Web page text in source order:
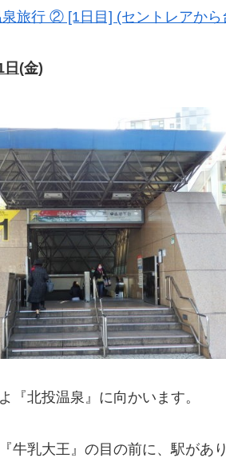
旅行 ② [1日目] (セントレアから
日(金)
『北投温泉』に向かいます。
牛乳大王』の目の前に、駅があり